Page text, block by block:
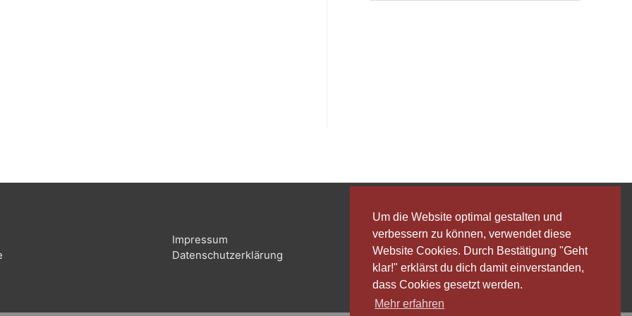
Um die Website optimal gestalten und
verbessern zu können, verwendet diese
Website Cookies. Durch Bestätigung "Geht
klar!" erklärst du dich damit einverstanden,
dass Cookies gesetzt werden.
Mehr erfahren
Impressum
Datenschutzerklärung
Login